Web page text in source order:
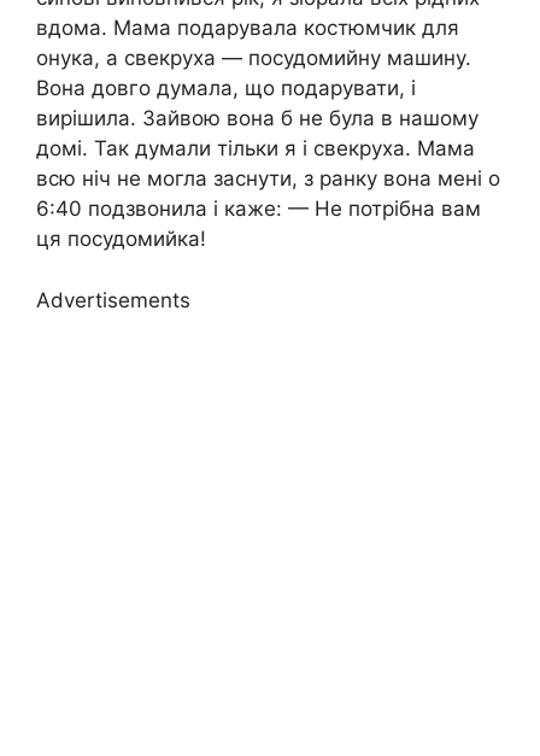
вдома. Мама подарувала костюмчик для
онука, а свекруха — посудомийну машину.
Вона довго думала, що подарувати, і
вирішила. Зайвою вона б не була в нашому
домі. Так думали тільки я і свекруха. Мама
всю ніч не могла заснути, з ранку вона мені о
6:40 подзвонила і каже: — Не потрібна вам
ця посудомийка!
Advertisements